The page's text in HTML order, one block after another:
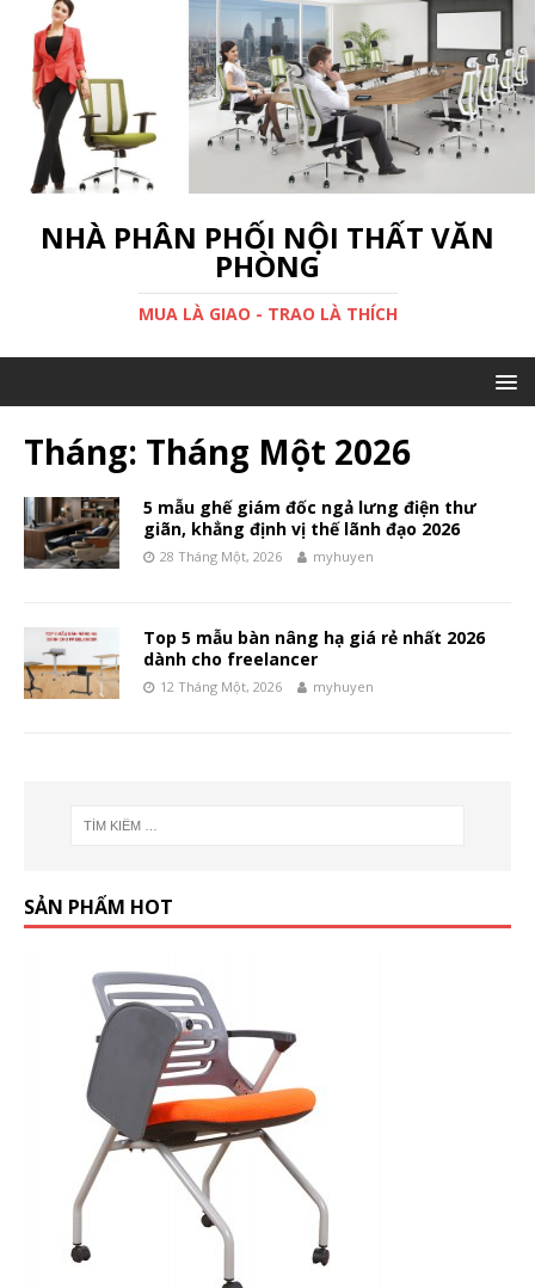
NHÀ PHÂN PHỐI NỘI THẤT VĂN
PHÒNG
MUA LÀ GIAO - TRAO LÀ THÍCH
Tháng: Tháng Một 2026
5 mẫu ghế giám đốc ngả lưng điện thư
giãn, khẳng định vị thế lãnh đạo 2026
28 Tháng Một, 2026 myhuyen
Top 5 mẫu bàn nâng hạ giá rẻ nhất 2026
dành cho freelancer
12 Tháng Một, 2026 myhuyen
SẢN PHẨM HOT